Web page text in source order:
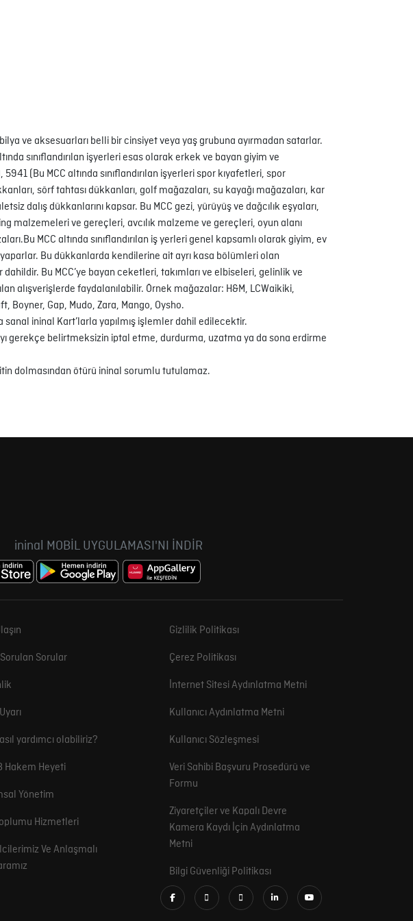
ve aksesuarları belli bir cinsiyet veya yaş grubuna ayırmadan satarlar.
sınıflandırılan işyerleri esas olarak erkek ve bayan giyim ve
(Bu MCC altında sınıflandırılan işyerleri spor kıyafetleri, spor
sörf tahtası dükkanları, golf mağazaları, su kayağı mağazaları, kar
dalış dükkanlarını kapsar. Bu MCC gezi, yürüyüş ve dağcılık eşyaları,
malzemeleri ve gereçleri, avcılık malzeme ve gereçleri, oyun alanı
MCC altında sınıflandırılan iş yerleri genel kapsamlı olarak giyim, ev
Bu dükkanlarda kendilerine ait ayrı kasa bölümleri olan
Bu MCC’ye bayan ceketleri, takımları ve elbiseleri, gelinlik ve
alışverişlerde faydalanılabilir. Örnek mağazalar: H&M, LCWaikiki,
Boyner, Gap, Mudo, Zara, Mango, Oysho.
ininal Kart’larla yapılmış işlemler dahil edilecektir.
gerekçe belirtmeksizin iptal etme, durdurma, uzatma ya da sona erdirme
dolmasından ötürü ininal sorumlu tutulamaz.
ininal MOBİL UYGULAMASI'NI İNDİR
Sorulan Sorular
yardımcı olabiliriz?
Hakem Heyeti
Yönetim
Hizmetleri
Ve Anlaşmalı
Gizlilik Politikası
Çerez Politikası
İnternet Sitesi Aydınlatma Metni
Kullanıcı Aydınlatma Metni
Kullanıcı Sözleşmesi
Veri Sahibi Başvuru Prosedürü ve
Formu
Ziyaretçiler ve Kapalı Devre
Kamera Kaydı İçin Aydınlatma
Metni
Bilgi Güvenliği Politikası